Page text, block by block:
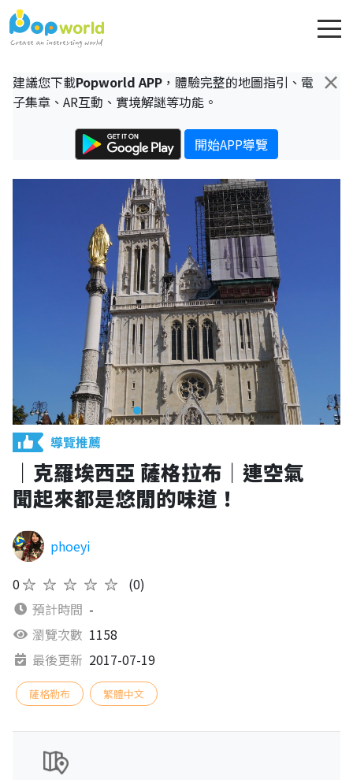
×
建議您下載Popworld APP ，體驗完整的地圖指引、電
子集章、AR互動、實境解謎等功能。
開始APP導覽
導覽推薦
｜克羅埃西亞 薩格拉布｜連空氣
聞起來都是悠閒的味道！
phoeyi
0★★★★★
(0)
預計時間 -
瀏覽次數 1158
最後更新 2017-07-19
薩格勒布 繁體中文